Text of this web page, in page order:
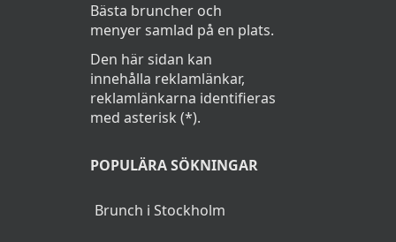
Bästa bruncher och
menyer samlad på en plats.
Den här sidan kan
innehålla reklamlänkar,
reklamlänkarna identifieras
med asterisk (*).
POPULÄRA SÖKNINGAR
Brunch i Stockholm